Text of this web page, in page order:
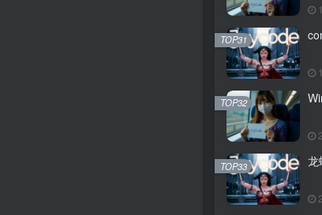
TOP31
TOP32
龙
TOP33